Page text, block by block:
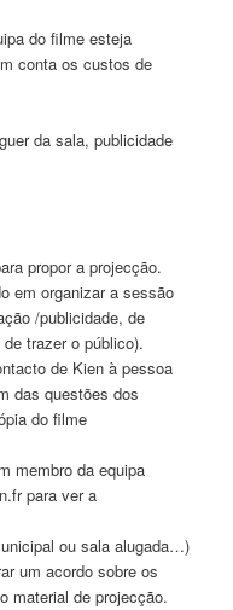
do filme esteja
conta os custos de
da sala, publicidade
propor a projecção.
em organizar a sessão
/publicidade, de
trazer o público).
de Kien à pessoa
das questões dos
do filme
membro da equipa
para ver a
ou sala alugada…)
um acordo sobre os
material de projecção.